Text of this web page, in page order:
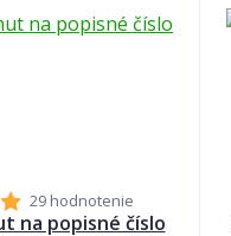
29 hodnotenie
na popisné číslo